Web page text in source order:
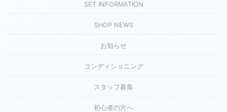
SET INFORMATION
SHOP NEWS
お知らせ
コンディショニング
スタッフ募集
初心者の方へ